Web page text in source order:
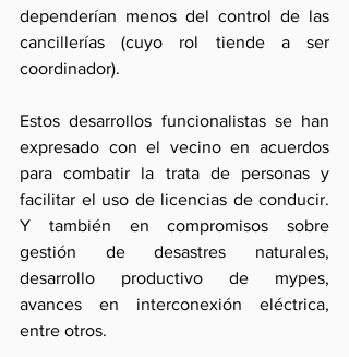
dependerían menos del control de las
cancillerías (cuyo rol tiende a ser
coordinador).
Estos desarrollos funcionalistas se han
expresado con el vecino en acuerdos
para combatir la trata de personas y
facilitar el uso de licencias de conducir.
Y también en compromisos sobre
gestión de desastres naturales,
desarrollo productivo de mypes,
avances en interconexión eléctrica,
entre otros.